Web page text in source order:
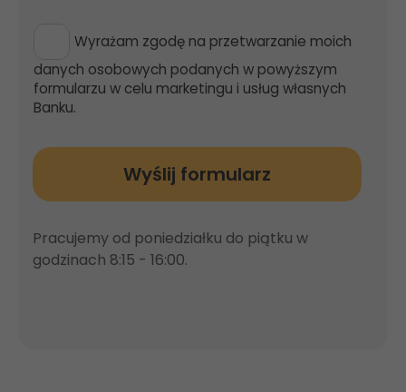
Wyrażam zgodę na przetwarzanie moich
danych osobowych podanych w powyższym
formularzu w celu marketingu i usług własnych
Banku.
Wyślij formularz
Pracujemy od poniedziałku do piątku w
godzinach 8:15 - 16:00.